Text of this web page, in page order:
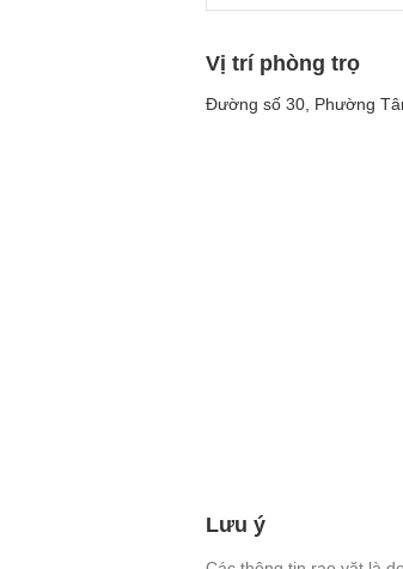
Vị trí phòng trọ
Đường số 30, Phường
Lưu ý